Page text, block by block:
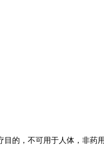
的，不可用于人体，非药用